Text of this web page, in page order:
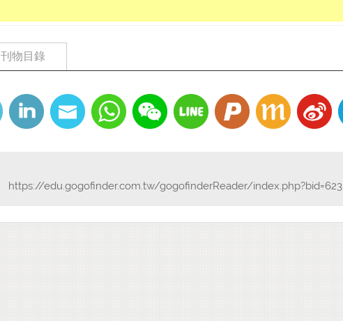
刊物目錄
https://edu.gogofinder.com.tw/gogofinderReader/index.php?bid=623